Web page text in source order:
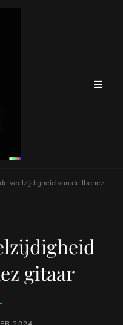
veelzijdigheid van de Ibanez
gitaar